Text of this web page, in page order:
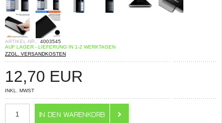
ARTIKEL-NR.: 4003545
AUF LAGER - LIEFERUNG IN 1-2 WERKTAGEN
ZZGL. VERSANDKOSTEN
12,70 EUR
INKL. MWST